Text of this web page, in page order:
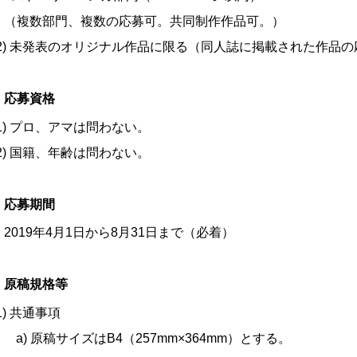
（複数部門、複数の応募可。共同制作作品可。）
未発表のオリジナル作品に限る（同人誌に掲載された作品の
募資格
プロ、アマは問わない。
国籍、年齢は問わない。
募期間
2019年4月1日から8月31日まで（必着）
稿規格等
共通事項
a) 原稿サイズはB4（257mm×364mm）とする。